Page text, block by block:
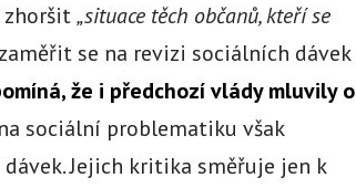
zhoršit„situace těch občanů, kteří se
se na revizi sociálních dávek
že i předchozí vlády mluvily o
sociální problematiku však
Jejich kritika směřuje jen k